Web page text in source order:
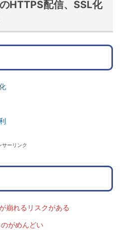
HTTPS配信、SSL化
サーリンク
崩れるリスクがある
がめんどい